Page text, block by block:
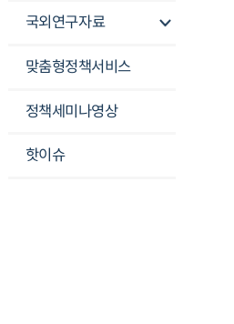
국외연구자료
맞춤형정책서비스
정책세미나영상
핫이슈